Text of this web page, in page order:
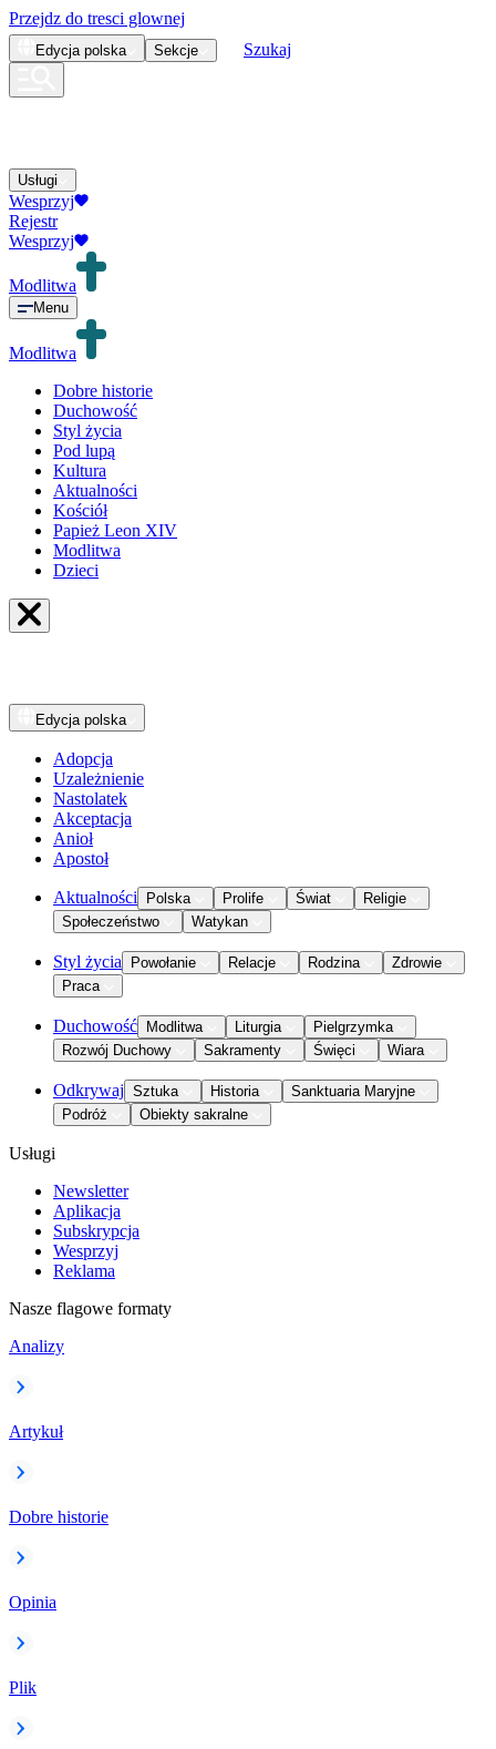
Przejdz do tresci glownej
Edycja polska Sekcje Szukaj
Usługi
Wesprzyj
Rejestr
Wesprzyj
Modlitwa
Menu
Modlitwa
Dobre historie
Duchowość
Styl życia
Pod lupą
Kultura
Aktualności
Kościół
Papież Leon XIV
Modlitwa
Dzieci
Edycja polska
Adopcja
Uzależnienie
Nastolatek
Akceptacja
Anioł
Apostoł
Aktualności Polska Prolife Świat
Religie
Społeczeństwo
Watykan
Styl życia Powołanie Relacje Rodzina
Zdrowie
Praca
Duchowość Modlitwa Liturgia
Pielgrzymka
Rozwój Duchowy
Sakramenty Święci Wiara
Odkrywaj Sztuka Historia
Sanktuaria Maryjne
Podróż
Obiekty sakralne
Usługi
Newsletter
Aplikacja
Subskrypcja
Wesprzyj
Reklama
Nasze flagowe formaty
Analizy
Artykuł
Dobre historie
Opinia
Plik